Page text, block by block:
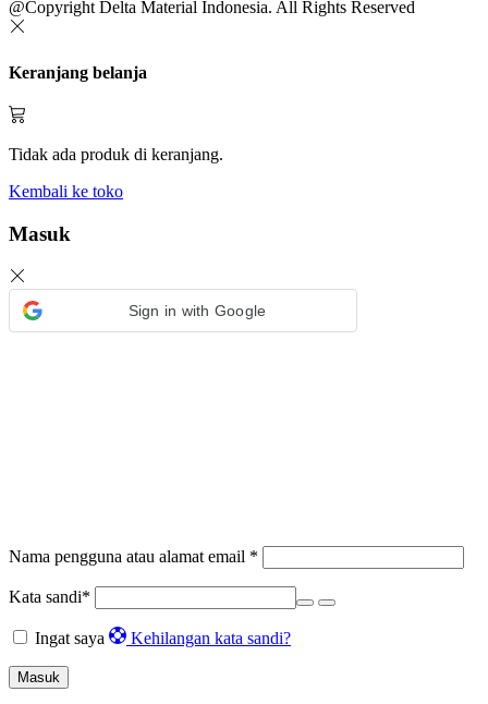
@Copyright Delta Material Indonesia. All Rights Reserved
Keranjang belanja
Tidak ada produk di keranjang.
Kembali ke toko
Masuk
Sign in with Google
Nama pengguna atau alamat email *
Kata sandi*
Ingat saya Kehilangan kata sandi?
Masuk